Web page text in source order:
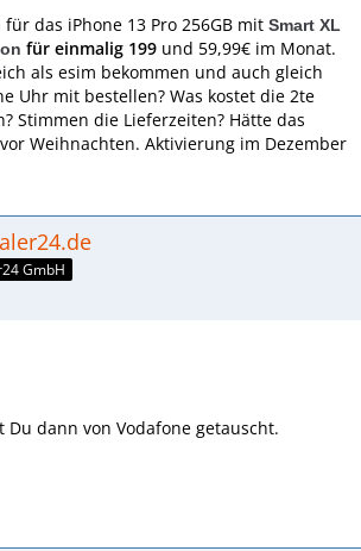
das iPhone 13 Pro 256GB mit Smart XL
für einmalig 199 und 59,99€ im Monat.
als esim bekommen und auch gleich
Uhr mit bestellen? Was kostet die 2te
Stimmen die Lieferzeiten? Hätte das
Weihnachten. Aktivierung im Dezember
GmbH
Du dann von Vodafone getauscht.